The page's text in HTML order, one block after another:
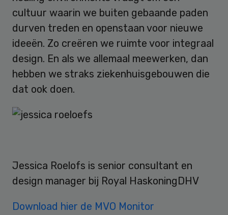
cultuur waarin we buiten gebaande paden
durven treden en openstaan voor nieuwe
ideeën. Zo creëren we ruimte voor integraal
design. En als we allemaal meewerken, dan
hebben we straks ziekenhuisgebouwen die
dat ook doen.
Jessica Roelofs is senior consultant en
design manager bij Royal HaskoningDHV
Download hier de MVO Monitor